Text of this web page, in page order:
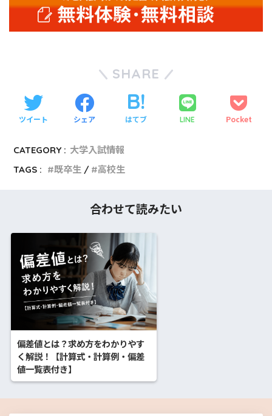
SHARE
ツイート シェア はてブ LINE Pocket
CATEGORY : 大学入試情報
TAGS :
既卒生 高校生
合わせて読みたい
偏差値とは？求め方をわかりやす
く解説！【計算式・計算例・偏差
値一覧表付き】